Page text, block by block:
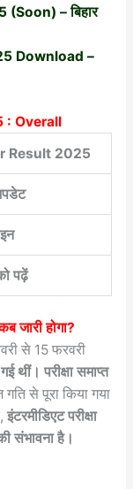
– बिहार
Download –
: Overall
Result 2025
पढ़ें
जारी होगा?
से 15 फरवरी
थीं। परीक्षा समाप्त
से पूरा किया गया
इंटरमीडिएट परीक्षा
संभावना है।